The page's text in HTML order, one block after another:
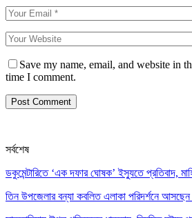
Save my name, email, and website in
time I comment.
সর্বশেষ
ডকুমেন্টারিতে ‘এক দফার ঘোষক’ ইস্যুতে প্রতিবাদ,
তিন উপজেলার বন্যা কবলিত এলাকা পরিদর্শনে আসছেন